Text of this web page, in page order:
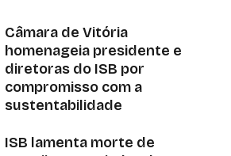
Câmara de Vitória
homenageia presidente e
diretoras do ISB por
compromisso com a
sustentabilidade
ISB lamenta morte de